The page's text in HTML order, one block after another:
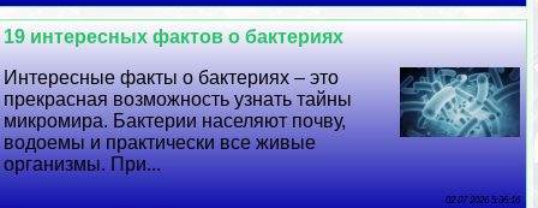
19 интересных фактов о бактериях
Интересные факты о бактериях – это
прекрасная возможность узнать тайны
микромира. Бактерии населяют почву,
водоемы и пpaктически все живые
организмы. При...
02 07 2026 5:36:16